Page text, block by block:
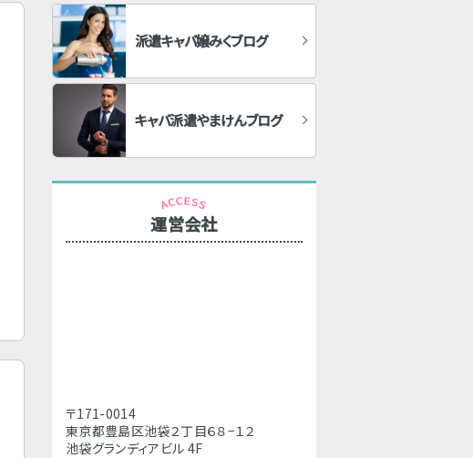
派遣キャバ嬢みくブログ
キャバ派遣やまけんブログ
運営会社
〒171-0014
東京都豊島区池袋２丁目６８−１２
池袋グランディアビル 4F